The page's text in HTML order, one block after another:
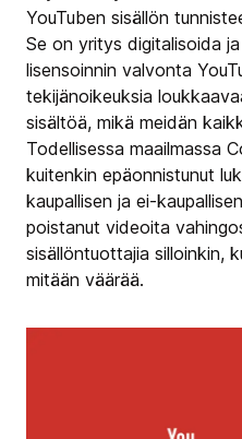
YouTuben sisällön
Se on yritys digitalisoida
lisensoinnin valvonta
tekijänoikeuksia
sisältöä, mikä meidän
Todellisessa maailmassa
kuitenkin epäonnistunut
kaupallisen ja ei-
poistanut videoita
sisällöntuottajia silloinkin,
mitään väärää.